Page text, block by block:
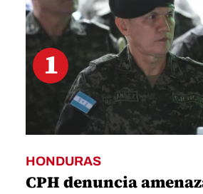
1
HONDURAS
CPH denuncia